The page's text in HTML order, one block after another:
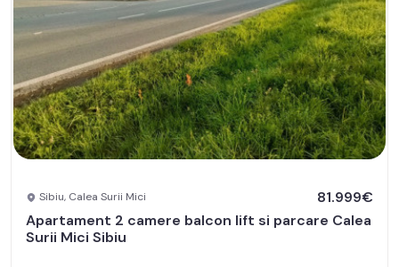
Sibiu, Calea Surii Mici
81.999€
Apartament 2 camere balcon lift si parcare Calea
Surii Mici Sibiu